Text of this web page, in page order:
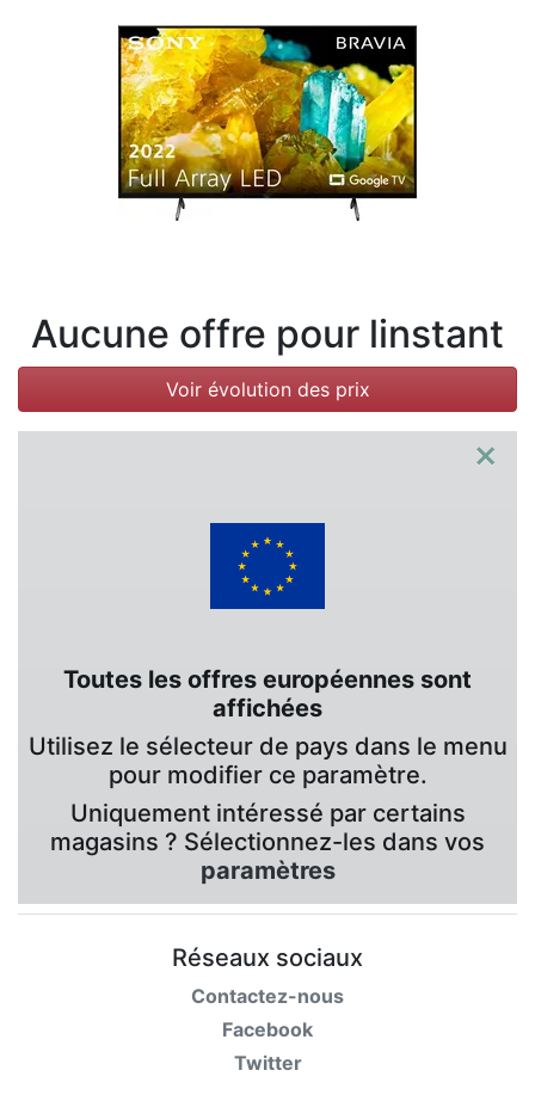
Conditions
Catégories
Aucune offre pour linstant
Voir évolution des prix
×
Toutes les offres européennes sont
affichées
Utilisez le sélecteur de pays dans le menu
pour modifier ce paramètre.
Uniquement intéressé par certains
magasins ? Sélectionnez-les dans vos
paramètres
Réseaux sociaux
Contactez-nous
Facebook
Twitter